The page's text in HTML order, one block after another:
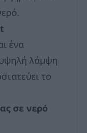
ένα
υψηλή λάμψη
το
σε νερό